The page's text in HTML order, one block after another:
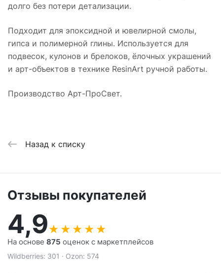
долго без потери детализации.
Подходит для эпоксидной и ювелирной смолы,
гипса и полимерной глины. Используется для
подвесок, кулонов и брелоков, ёлочных украшений
и арт-объектов в технике ResinArt ручной работы.
Производство Арт-ПроСвет.
Назад к списку
Отзывы покупателей
4,9★ ★ ★ ★ ★
На основе 875 оценок с маркетплейсов
Wildberries: 301 · Ozon: 574